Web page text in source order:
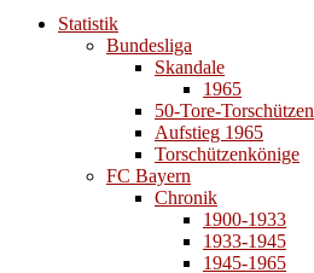
Statistik
Bundesliga
Skandale
1965
50-Tore-Torschützen
Aufstieg 1965
Torschützenkönige
FC Bayern
Chronik
1900-1933
1933-1945
1945-1965